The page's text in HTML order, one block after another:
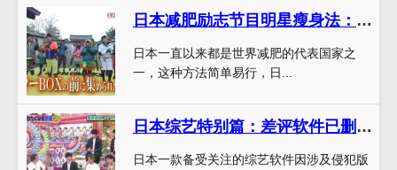
日本减肥励志节目明星瘦身法：简单操作健康瘦身
日本一直以来都是世界减肥的代表国家之
一，这种方法简单易行，日...
日本综艺特别篇：差评软件已删减，强烈推荐哪个软件
日本一款备受关注的综艺软件因涉及侵犯版